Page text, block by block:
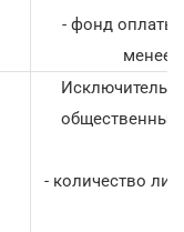
- фонд оплаты
менее
общественных
- количество